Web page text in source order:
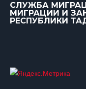
СЛУЖБА
МИГРАЦИИ И
РЕСПУБЛИКИ